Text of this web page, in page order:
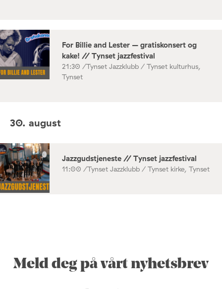
For Billie and Lester – gratiskonsert og
kake! // Tynset jazzfestival
21:30 /Tynset Jazzklubb / Tynset kulturhus,
Tynset
30. august
Jazzgudstjeneste // Tynset jazzfestival
11:00 /Tynset Jazzklubb / Tynset kirke, Tynset
Meld deg på vårt nyhetsbrev